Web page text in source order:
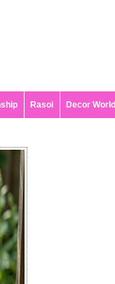
Rasoi Decor World